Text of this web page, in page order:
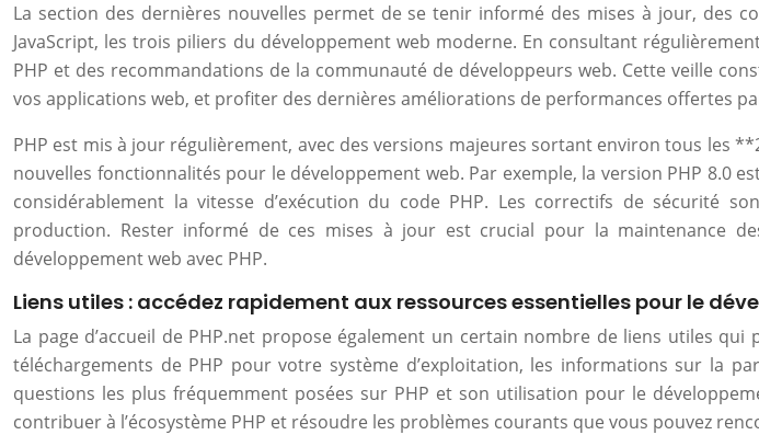
La section des dernières nouvelles permet de se tenir informé des mises à jour, des
JavaScript, les trois piliers du développement web moderne. En consultant
PHP et des recommandations de la communauté de développeurs web. Cette veille
vos applications web, et profiter des dernières améliorations de performances offertes
PHP est mis à jour régulièrement, avec des versions majeures sortant environ tous les
nouvelles fonctionnalités pour le développement web. Par exemple, la version PHP 8.0
considérablement la vitesse d’exécution du code PHP. Les correctifs de sécurité
production. Rester informé de ces mises à jour est crucial pour la maintenance
développement web avec PHP.
Liens utiles : accédez rapidement aux ressources essentielles pour le
La page d’accueil de PHP.net propose également un certain nombre de liens utiles
téléchargements de PHP pour votre système d’exploitation, les informations sur la
questions les plus fréquemment posées sur PHP et son utilisation pour le
contribuer à l’écosystème PHP et résoudre les problèmes courants que vous pouvez